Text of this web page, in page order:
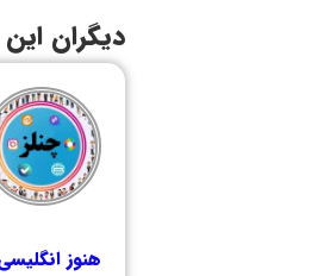
دیگران
هنوز